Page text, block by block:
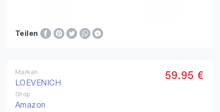
Teilen
Marken
LOEVENICH
Shop
Amazon
59.95 €